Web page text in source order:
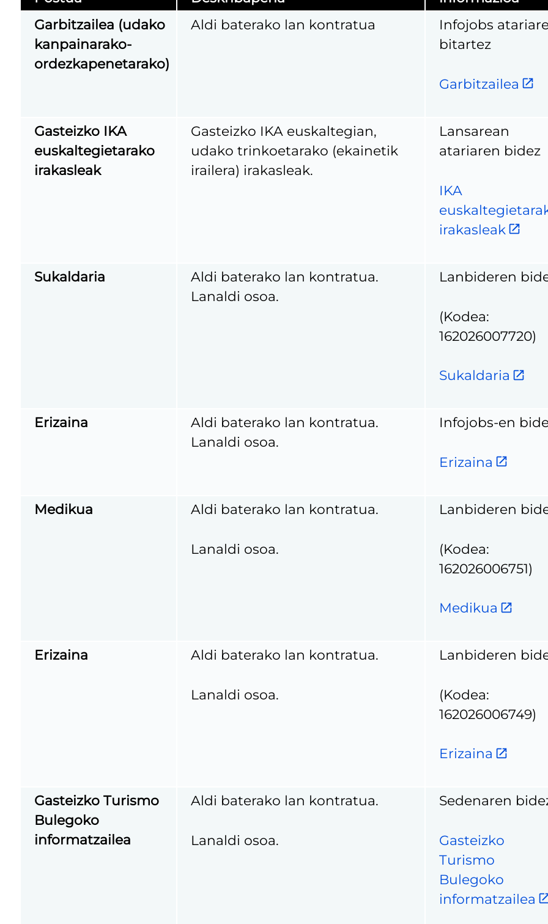
Garbitzailea (udako
kanpainarako-
ordezkapenetarako)
Aldi baterako lan kontratua
Infojobs
bitartez
Garbitzailea
Gasteizko IKA
euskaltegietarako
irakasleak
Gasteizko IKA euskaltegian,
udako trinkoetarako (ekainetik
irailera) irakasleak.
Lansarean
atariaren bidez
IKA
irakasleak
Sukaldaria
Aldi baterako lan kontratua.
Lanaldi osoa.
Lanbideren
(Kodea:
162026007720)
Sukaldaria
Erizaina
Aldi baterako lan kontratua.
Lanaldi osoa.
Infojobs-en
Erizaina
Medikua Aldi baterako lan kontratua.
Lanaldi osoa.
Lanbideren
(Kodea:
162026006751)
Medikua
Erizaina Aldi baterako lan kontratua.
Lanaldi osoa.
Lanbideren
(Kodea:
162026006749)
Erizaina
Gasteizko Turismo
Bulegoko
informatzailea
Aldi baterako lan kontratua.
Lanaldi osoa.
Sedenaren
Gasteizko
Turismo
Bulegoko
informatzailea